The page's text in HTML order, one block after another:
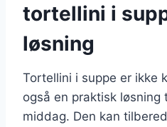
tortellini i
løsning
Tortellini i suppe er ikke
også en praktisk løsning
middag. Den kan